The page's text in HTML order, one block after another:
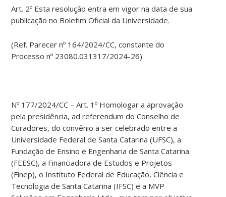
Art. 2º Esta resolução entra em vigor na data de sua
publicação no Boletim Oficial da Universidade.
(Ref. Parecer nº 164/2024/CC, constante do
Processo nº 23080.031317/2024-26)
Nº 177/2024/CC – Art. 1º Homologar a aprovação
pela presidência, ad referendum do Conselho de
Curadores, do convênio a ser celebrado entre a
Universidade Federal de Santa Catarina (UFSC), a
Fundação de Ensino e Engenharia de Santa Catarina
(FEESC), a Financiadora de Estudos e Projetos
(Finep), o Instituto Federal de Educação, Ciência e
Tecnologia de Santa Catarina (IFSC) e a MVP